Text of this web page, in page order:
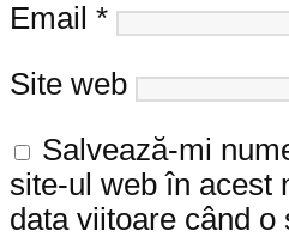
Email *
Site web
Salvează-mi
site-ul web în acest
data viitoare când o